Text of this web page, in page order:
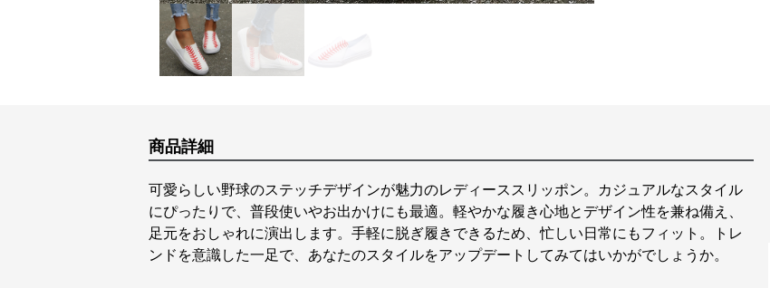
商品詳細
可愛らしい野球のステッチデザインが魅力のレディーススリッポン。カジュアルなスタイル
にぴったりで、普段使いやお出かけにも最適。軽やかな履き心地とデザイン性を兼ね備え、
足元をおしゃれに演出します。手軽に脱ぎ履きできるため、忙しい日常にもフィット。トレ
ンドを意識した一足で、あなたのスタイルをアップデートしてみてはいかがでしょうか。